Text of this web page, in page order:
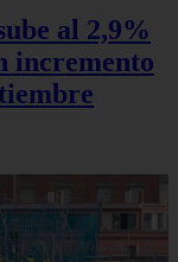
al 2,9%
incremento